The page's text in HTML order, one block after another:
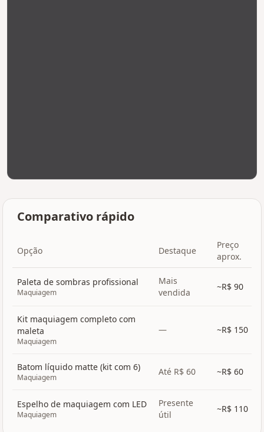
Comparativo rápido
Opção Destaque
Preço
aprox.
Paleta de sombras profissional
Maquiagem
Mais
vendida
~R$ 90
Kit maquiagem completo com
maleta
Maquiagem
— ~R$ 150
Batom líquido matte (kit com 6)
Maquiagem
Até R$ 60 ~R$ 60
Espelho de maquiagem com LED
Maquiagem
Presente
útil
~R$ 110